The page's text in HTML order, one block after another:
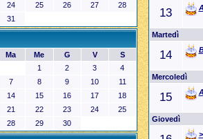
24 25 26 27 28
31 13
Martedì
14
Mercoledì
15
Giovedì
Ma Me G V S
1 2 3 4
7 8 9 10 11
14 15 16 17 18
21 22 23 24 25
28 29 30